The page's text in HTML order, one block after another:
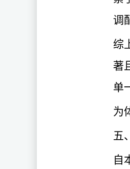
调
综
著
单
为
五
自